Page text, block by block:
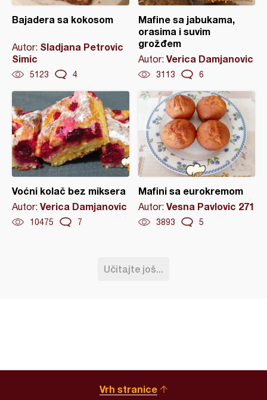
Bajadera sa kokosom
Autor: Sladjana Petrovic
Simic
5123 4
Mafine sa jabukama,
orasima i suvim
grožđem
Autor: Verica Damjanovic
3113 6
Voćni kolač bez miksera
Autor: Verica Damjanovic
10475 7
Mafini sa eurokremom
Autor: Vesna Pavlovic 271
3893 5
Učitajte još...
Vrh stranice